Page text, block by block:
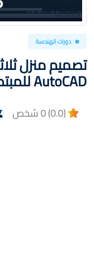
دورات الهندسة
تصميم منزل
AutoCAD للمبتدئين
(0.0) 0 شخص